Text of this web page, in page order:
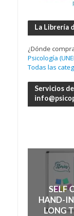
La Librería
¿Dónde
Psicología
Todas las
Servicios
SELF
HAND-
LONG